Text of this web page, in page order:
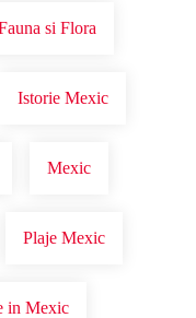
si Flora
Istorie Mexic
Mexic
Plaje Mexic
in Mexic